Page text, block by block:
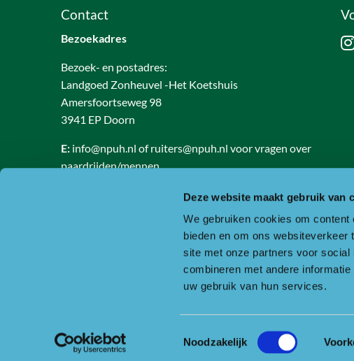
Deze website maakt gebruik van
We gebruiken cookies om
bieden en om ons
site met onze partners voor
combineren met andere
uw gebruik van hun services.
Toestemmingsselectie
Noodzakelijk
Contact
Bezoekadres
Bezoek- en postadres:
Landgoed Zonheuvel -Het Koetshuis
Amersfoortseweg 98
3941 EP Doorn
E: info@npuh.nl of ruiters@npuh.nl voor vragen over
paardrijden/mennen
RSIN nummer: 818889986
BTW nummer: 8188 89 986 B01
Of ga naar de contactpagina.
Copyright © Nationaal Park Utrechtse Heuvelrug
Disclaimer